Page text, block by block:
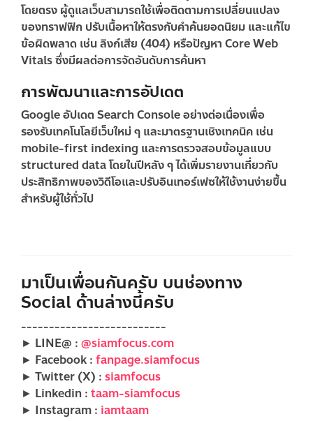
โดยตรง ผู้ดูแลเว็บสามารถใช้เพื่อติดตามการเปลี่ยนแปลง
ของทราฟฟิก ปรับเนื้อหาให้ตรงกับคำค้นยอดนิยม และแก้ไข
ข้อผิดพลาด เช่น ลิงก์เสีย (404) หรือปัญหา Core Web
Vitals ซึ่งมีผลต่อการจัดอันดับการค้นหา
การพัฒนาและการอัปเดต
Google อัปเดต Search Console อย่างต่อเนื่องเพื่อ
รองรับเทคโนโลยีเว็บใหม่ ๆ และมาตรฐานเชิงเทคนิค เช่น
mobile-first indexing และการตรวจสอบข้อมูลแบบ
structured data โดยในปีหลัง ๆ ได้เพิ่มรายงานเกี่ยวกับ
ประสิทธิภาพของวิดีโอและปรับอินเทอร์เฟซให้ใช้งานง่ายขึ้น
สำหรับผู้ใช้ทั่วไป
มาเป็นเพื่อนกันครับ บนช่องทาง
Social ด้านล่างนี้ครับ
--------------------------
► LINE@ : @siamfocus.com
► Facebook : fanpage.siamfocus
► Twitter (X) : siamfocus
► Linkedin : taam-siamfocus
► Instagram : iamtaam